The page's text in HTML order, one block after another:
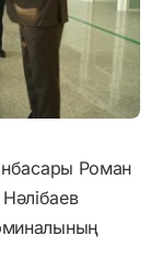
Роман